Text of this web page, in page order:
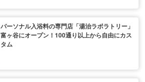
パーソナル入浴料の専門店「湯治ラボラトリー」
富ヶ谷にオープン！100通り以上から自由にカス
タム